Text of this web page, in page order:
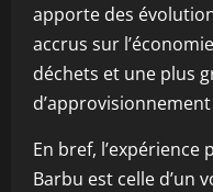
apporte des
accrus sur
déchets et une plus
En bref,
Barbu est celle d’un